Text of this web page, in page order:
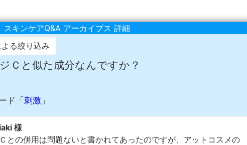
スキンケアQ&A アーカイブス 詳細
る絞り込み
Ｃと似た成分なんですか？
ド「 刺激 」
様
との併用は問題ないと書かれてあったのですが、アットコスメの